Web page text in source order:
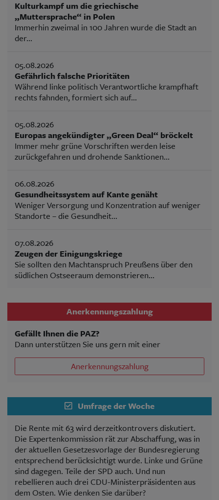
Kulturkampf um die griechische
„Muttersprache“ in Polen
Immerhin zweimal in 100 Jahren wurde die Stadt an
der...
05.08.2026
Gefährlich falsche Prioritäten
Während linke politisch Verantwortliche krampfhaft
rechts fahnden, formiert sich auf...
05.08.2026
Europas angekündigter „Green Deal“ bröckelt
Immer mehr grüne Vorschriften werden leise
zurückgefahren und drohende Sanktionen...
06.08.2026
Gesundheitssystem auf Kante genäht
Weniger Versorgung und Konzentration auf weniger
Standorte – die Gesundheit...
07.08.2026
Zeugen der Einigungskriege
Sie sollten den Machtanspruch Preußens über den
südlichen Ostseeraum demonstrieren...
Anerkennungszahlung
Gefällt Ihnen die PAZ?
Dann unterstützen Sie uns gern mit einer
Anerkennungszahlung
Umfrage der Woche
Die Rente mit 63 wird derzeitkontrovers diskutiert.
Die Expertenkommission rät zur Abschaffung, was in
der aktuellen Gesetzesvorlage der Bundesregierung
entsprechend berücksichtigt wurde. Linke und Grüne
sind dagegen. Teile der SPD auch. Und nun
rebellieren auch drei CDU-Ministerpräsidenten aus
dem Osten. Wie denken Sie darüber?